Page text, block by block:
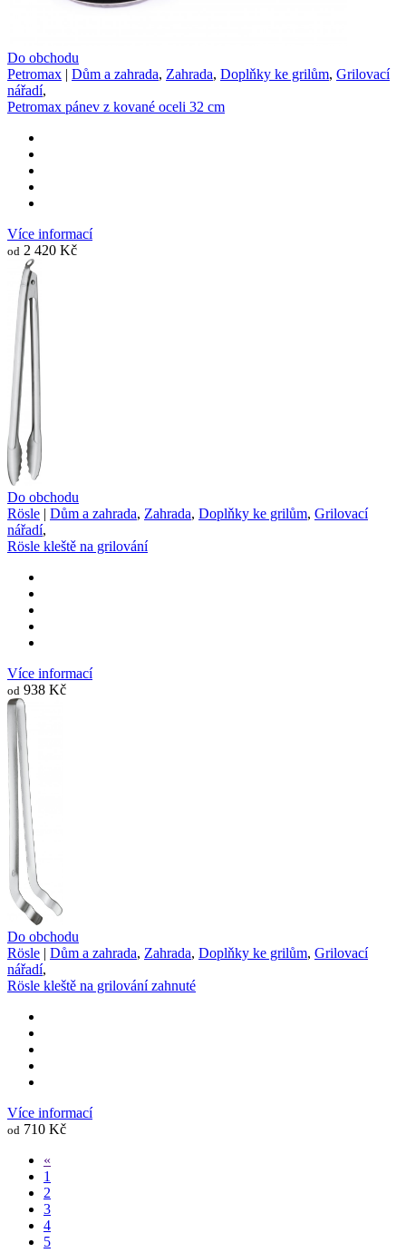
Do obchodu
Petromax | Dům a zahrada, Zahrada, Doplňky ke grilům, Grilovací
nářadí,
Petromax pánev z kované oceli 32 cm
Více informací
od 2 420 Kč
Do obchodu
Rösle | Dům a zahrada, Zahrada, Doplňky ke grilům, Grilovací
nářadí,
Rösle kleště na grilování
Více informací
od 938 Kč
Do obchodu
Rösle | Dům a zahrada, Zahrada, Doplňky ke grilům, Grilovací
nářadí,
Rösle kleště na grilování zahnuté
Více informací
od 710 Kč
«
1
2
3
4
5